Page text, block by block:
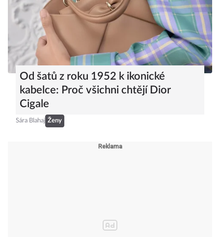
Od šatů z roku 1952 k ikonické
kabelce: Proč všichni chtějí Dior
Cigale
Sára Blahaj Ženy